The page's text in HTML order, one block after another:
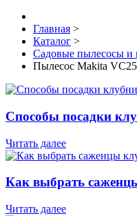
Главная >
Каталог >
Садовые пылесосы и
Пылесос Makita
Способы посадки
Читать далее
Как выбрать
Читать далее